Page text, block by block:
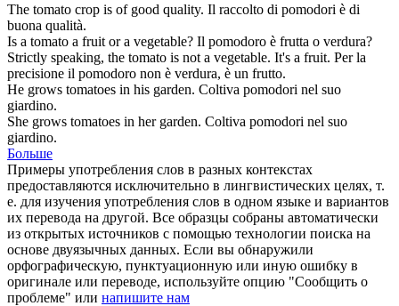
The tomato crop is of good quality. Il raccolto di pomodori è di
buona qualità.
Is a tomato a fruit or a vegetable? Il pomodoro è frutta o verdura?
Strictly speaking, the tomato is not a vegetable. It's a fruit. Per la
precisione il pomodoro non è verdura, è un frutto.
He grows tomatoes in his garden. Coltiva pomodori nel suo
giardino.
She grows tomatoes in her garden. Coltiva pomodori nel suo
giardino.
Больше
Примеры употребления слов в разных контекстах
предоставляются исключительно в лингвистических целях, т.
е. для изучения употребления слов в одном языке и вариантов
их перевода на другой. Все образцы собраны автоматически
из открытых источников с помощью технологии поиска на
основе двуязычных данных. Если вы обнаружили
орфографическую, пунктуационную или иную ошибку в
оригинале или переводе, используйте опцию "Сообщить о
проблеме" или напишите нам